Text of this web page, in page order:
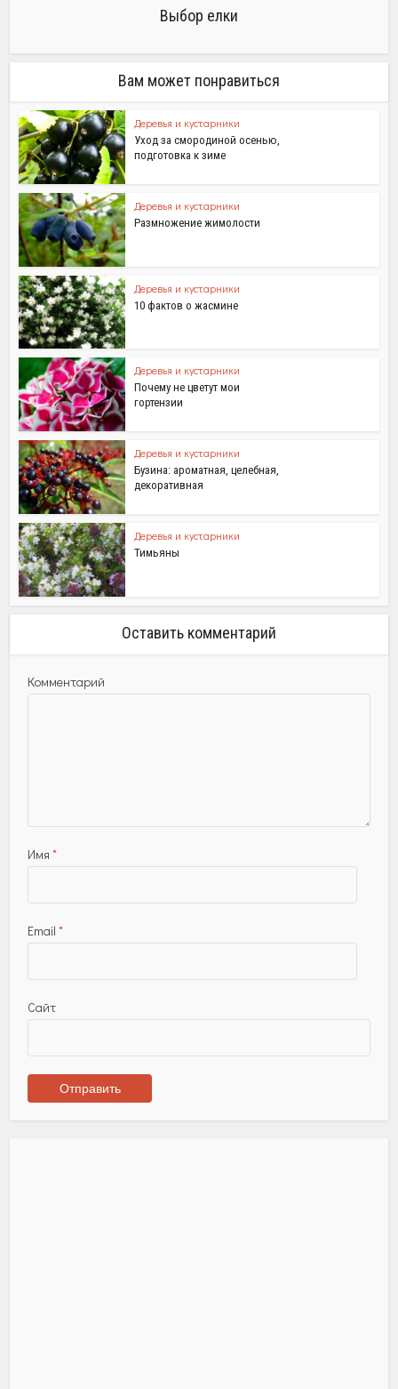
Выбор елки
Вам может понравиться
Деревья и кустарники
Уход за смородиной осенью,
подготовка к зиме
Деревья и кустарники
Размножение жимолости
Деревья и кустарники
10 фактов о жасмине
Деревья и кустарники
Почему не цветут мои
гортензии
Деревья и кустарники
Бузина: ароматная, целебная,
декоративная
Деревья и кустарники
Тимьяны
Оставить комментарий
Комментарий
Имя *
Email *
Сайт